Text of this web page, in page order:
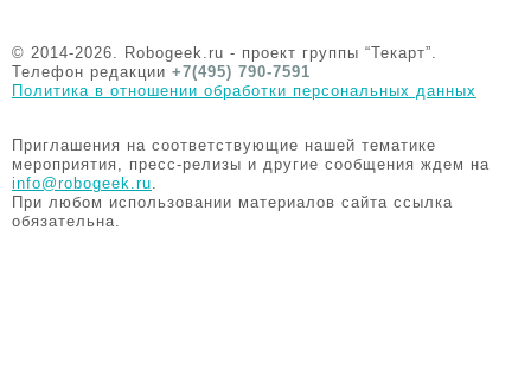
© 2014-2026. Robogeek.ru - проект группы “Текарт”.
Телефон редакции +7(495) 790-7591
Политика в отношении обработки персональных данных
Приглашения на соответствующие нашей тематике
мероприятия, пресс-релизы и другие сообщения ждем на
info@robogeek.ru.
При любом использовании материалов сайта ссылка
обязательна.